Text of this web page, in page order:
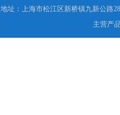
地址：上海市松江区新桥镇九新公路
主营产